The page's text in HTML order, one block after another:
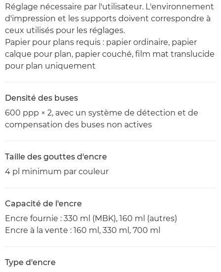
Réglage nécessaire par l'utilisateur. L'environnement
d'impression et les supports doivent correspondre à
ceux utilisés pour les réglages.
Papier pour plans requis : papier ordinaire, papier
calque pour plan, papier couché, film mat translucide
pour plan uniquement
Densité des buses
600 ppp × 2, avec un système de détection et de
compensation des buses non actives
Taille des gouttes d'encre
4 pl minimum par couleur
Capacité de l'encre
Encre fournie : 330 ml (MBK), 160 ml (autres)
Encre à la vente : 160 ml, 330 ml, 700 ml
Type d'encre